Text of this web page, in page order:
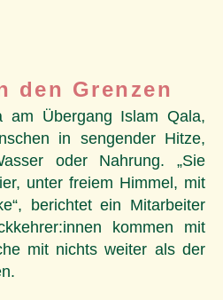
den Grenzen
am Übergang Islam Qala,
in sengender Hitze,
oder Nahrung. „Sie
unter freiem Himmel, mit
berichtet ein Mitarbeiter
kommen mit
mit nichts weiter als der